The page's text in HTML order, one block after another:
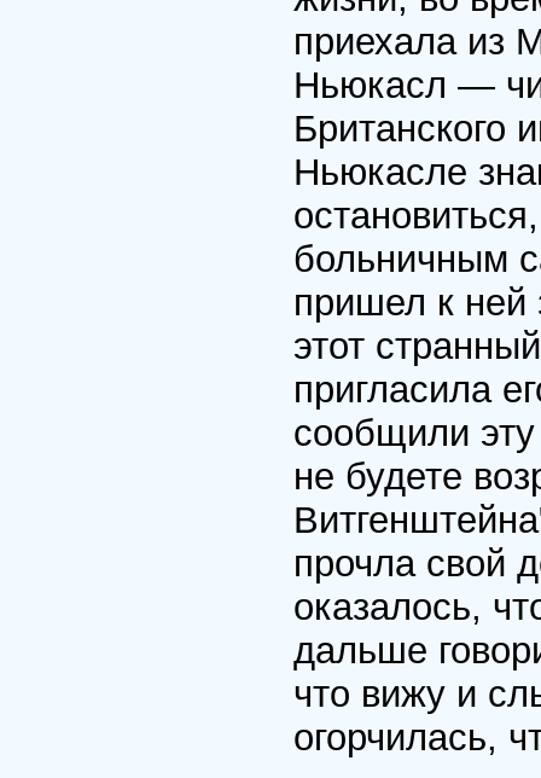
приехала из
Ньюкасл —
Британского
Ньюкасле
больничным
пришел к ней
этот
пригласила
сообщили
не будете
прочла свой
оказалось,
дальше
что вижу и
огорчилась,